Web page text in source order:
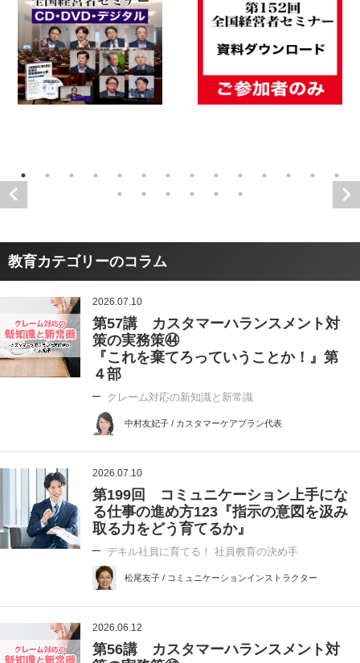
教育カテゴリーのコラム
2026.07.10
第57講 カスタマーハランスメント対
策の実務策㊹
『これを棄てろっていうことか！』第
４部
クレーム対応の新知識と新常識
中村友妃子 / カスタマーケアプラン代表
2026.07.10
第199回 コミュニケーション上手にな
る仕事の進め方123『指示の意図を汲み
取る力をどう育てるか』
デキル社員に育てる！ 社員教育の決め手
松尾友子 / コミュニケーションインストラクター
2026.06.12
第56講 カスタマーハランスメント対